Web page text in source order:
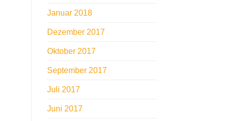
Januar 2018
Dezember 2017
Oktober 2017
September 2017
Juli 2017
Juni 2017